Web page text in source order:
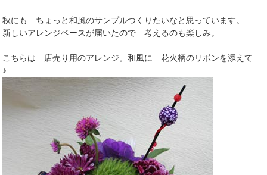
秋にも ちょっと和風のサンプルつくりたいなと思っています。
新しいアレンジベースが届いたので 考えるのも楽しみ。
こちらは 店売り用のアレンジ。和風に 花火柄のリボンを添えて
♪